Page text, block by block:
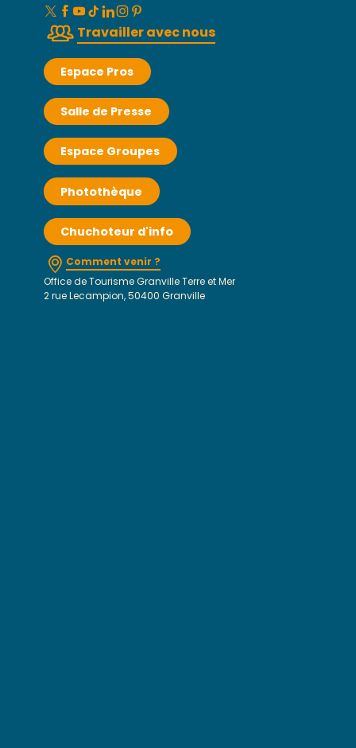
Travailler avec nous
Espace Pros
Salle de Presse
Espace Groupes
Photothèque
Chuchoteur d'info
Comment venir ?
Office de Tourisme Granville Terre et Mer
2 rue Lecampion, 50400 Granville